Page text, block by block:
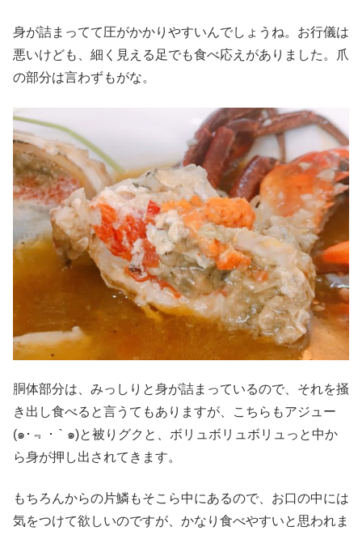
身が詰まってて圧がかかりやすいんでしょうね。お行儀は
悪いけども、細く見える足でも食べ応えがありました。爪
の部分は言わずもがな。
胴体部分は、みっしりと身が詰まっているので、それを掻
き出し食べると言うてもありますが、こちらもアジュー
(๑･﹃ ･｀๑)と被りグクと、ボリュボリュボリュっと中か
ら身が押し出されてきます。
もちろんからの片鱗もそこら中にあるので、お口の中には
気をつけて欲しいのですが、かなり食べやすいと思われま